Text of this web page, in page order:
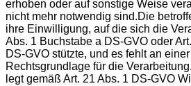
erhoben oder auf sonstige Weise
nicht mehr notwendig sind.Die
ihre Einwilligung, auf die sich die
Abs. 1 Buchstabe a DS-GVO oder
DS-GVO stützte, und es fehlt an
Rechtsgrundlage für die
legt gemäß Art. 21 Abs. 1 DS-GVO